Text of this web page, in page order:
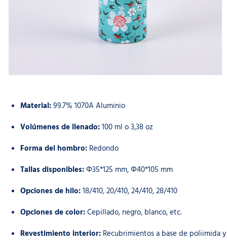
Material:99.7% 1070A Aluminio
Volúmenes de llenado:100 ml o 3,38 oz
Forma del hombro: Redondo
Tallas disponibles:Φ35*125 mm, Φ40*105 mm
Opciones de hilo:18/410, 20/410, 24/410, 28/410
Opciones de color:Cepillado, negro, blanco, etc.
Revestimiento interior: Recubrimientos a base de poliimida y